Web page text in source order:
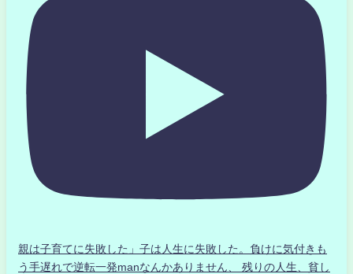
親は子育てに失敗した」子は人生に失敗した。負けに気付きも
う手遅れで逆転一発manなんかありません、 残りの人生、貧し